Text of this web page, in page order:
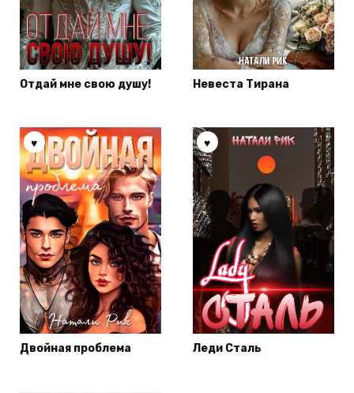
Отдай мне свою душу! Невеста Тирана
Двойная проблема Леди Сталь